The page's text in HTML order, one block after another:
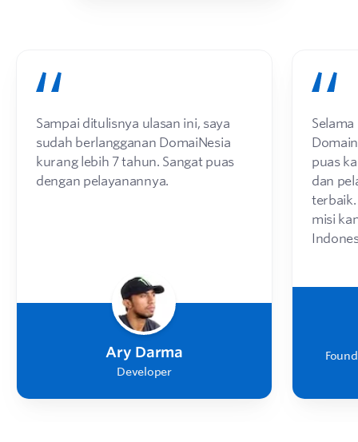
Sampai ditulisnya ulasan ini, saya
sudah berlangganan DomaiNesia
kurang lebih 7 tahun. Sangat puas
dengan pelayanannya.
Ary Darma
Developer
puas
dan
terbaik.
misi